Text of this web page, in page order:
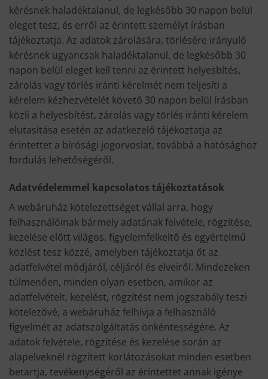
kérésnek haladéktalanul, de legkésőbb 30 napon belül
eleget tesz, és erről az érintett személyt írásban
tájékoztatja. Az adatok zárolására, törlésére irányuló
kérésnek ugyancsak haladéktalanul, de legkésőbb 30
napon belül eleget kell tenni az érintett helyesbítés,
zárolás vagy törlés iránti kérelmét nem teljesíti a
kérelem kézhezvételét követő 30 napon belül írásban
közli a helyesbítést, zárolás vagy törlés iránti kérelem
elutasítása esetén az adatkezelő tájékoztatja az
érintettet a bírósági jogorvoslat, továbbá a hatósághoz
fordulás lehetőségéről.
Adatvédelemmel kapcsolatos tájékoztatások
A webáruház kötelezettséget vállal arra, hogy
felhasználóinak bármely adatának felvétele, rögzítése,
kezelése előtt világos, figyelemfelkeltő és egyértelmű
közlést tesz közzé, amelyben tájékoztatja őt az
adatfelvétel módjáról, céljáról és elveiről. Mindezeken
túlmenően, minden olyan esetben, amikor az
adatfelvételt, kezelést, rögzítést nem jogszabály teszi
kötelezővé, a webáruház felhívja a felhasználó
figyelmét az adatszolgáltatás önkéntességére. Az
adatok felvétele, rögzítése és kezelése során az
alapelveknél rögzített korlátozásokat minden esetben
betartja, tevékenységéről az érintettet annak igénye